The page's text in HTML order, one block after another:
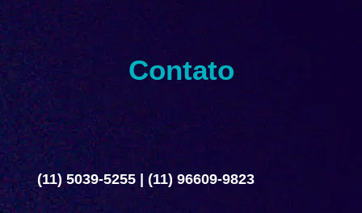
Contato
(11) 5039-5255| (11) 96609-9823